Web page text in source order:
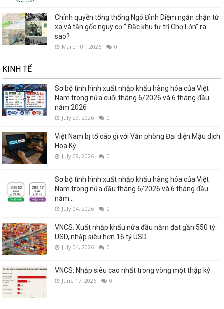
Chính quyền tổng thống Ngô Đình Diệm ngăn chận từ
xa và tận gốc nguy cơ “ Đặc khu tự trị Chợ Lớn” ra
sao?
March 01, 2026 0
KINH TẾ
Sơ bộ tình hình xuất nhập khẩu hàng hóa của Việt
Nam trong nửa cuối tháng 6/2026 và 6 tháng đầu
năm 2026
July 29, 2026 0
Việt Nam bị tố cáo gì với Văn phòng Đại diện Mậu dịch
Hoa Kỳ
July 09, 2026 0
Sơ bộ tình hình xuất nhập khẩu hàng hóa của Việt
Nam trong nửa đầu tháng 6/2026 và 6 tháng đầu
năm...
July 04, 2026 0
VNCS: Xuất nhập khẩu nửa đầu năm đạt gần 550 tỷ
USD, nhập siêu hơn 16 tỷ USD
July 04, 2026 0
VNCS: Nhập siêu cao nhất trong vòng một thập kỷ
June 17, 2026 0